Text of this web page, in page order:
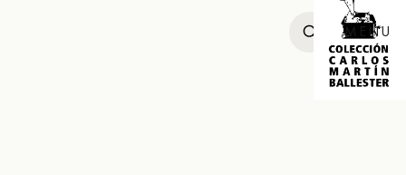
MENU